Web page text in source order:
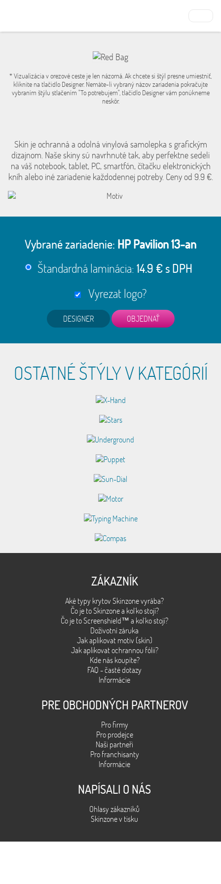
* Vizualizácia v orezové ceste je len názorná. Ak chcete si štýl presne umiestniť,
kliknite na tlačidlo Designer. Nemáte-li vybraný názov zariadenia pokračujte
vybraním štýlu stlačením "To potrebujem", tlačidlo Designer vám ponúkneme
neskôr.
Skin je ochranná a odolná vinylová samolepka s grafickým
dizajnom. Naše skiny sú navrhnuté tak, aby perfektne sedeli
na váš notebook, tablet, PC, smartfón, čítačku elektronických
kníh alebo iné zariadenie každodennej potreby. Ceny od 9.9 €.
Vybrané zariadenie: HP Pavilion 13-an
Štandardná laminácia:14.9 € s DPH
Vyrezat logo?
DESIGNER
OSTATNÉ ŠTÝLY V KATEGÓRIÍ
ZÁKAZNÍK
Aké typy krytov Skinzone vyrába?
Čo je to Skinzone a kol´ko stojí?
Čo je to Screenshield™ a kol´ko stojí?
Doživotní záruka
Jak aplikovat motiv (skin)
Jak aplikovat ochrannou fólii?
Kde nás koupíte?
FAQ - časté dotazy
Informácie
PRE OBCHODNÝCH PARTNEROV
Pro firmy
Pro prodejce
Naši partneři
Pro franchisanty
Informácie
NAPÍSALI O NÁS
Ohlasy zákazníků
Skinzone v tisku